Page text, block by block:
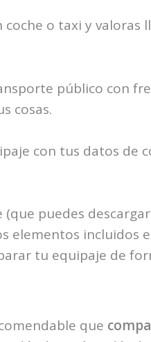
o taxi y valoras
público con
cosas.
con tus datos de
(que puedes
elementos incluidos
tu equipaje de
que